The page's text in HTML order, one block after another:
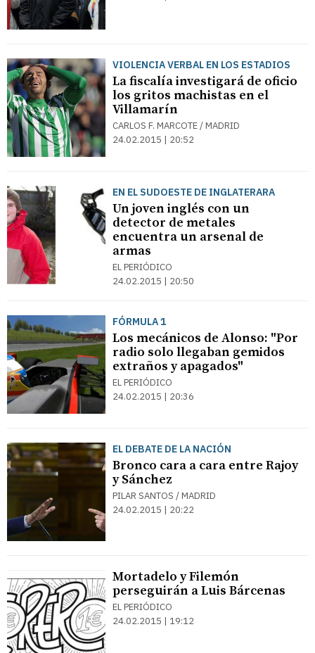
VIOLENCIA VERBAL EN LOS ESTADIOS
La fiscalía investigará de oficio
los gritos machistas en el
Villamarín
CARLOS F. MARCOTE / MADRID
24.02.2015 | 20:52
EN EL SUDOESTE DE INGLATERARA
Un joven inglés con un
detector de metales
encuentra un arsenal de
armas
EL PERIÓDICO
24.02.2015 | 20:50
FÓRMULA 1
Los mecánicos de Alonso: "Por
radio solo llegaban gemidos
extraños y apagados"
EL PERIÓDICO
24.02.2015 | 20:36
EL DEBATE DE LA NACIÓN
Bronco cara a cara entre Rajoy
y Sánchez
PILAR SANTOS / MADRID
24.02.2015 | 20:22
Mortadelo y Filemón
perseguirán a Luis Bárcenas
EL PERIÓDICO
24.02.2015 | 19:12